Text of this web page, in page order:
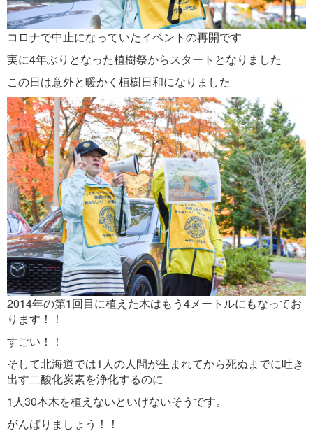
コロナで中止になっていたイベントの再開です
実に4年ぶりとなった植樹祭からスタートとなりました
この日は意外と暖かく植樹日和になりました
2014年の第1回目に植えた木はもう4メートルにもなってお
ります！！
すごい！！
そして北海道では1人の人間が生まれてから死ぬまでに吐き
出す二酸化炭素を浄化するのに
1人30本木を植えないといけないそうです。
がんばりましょう！！